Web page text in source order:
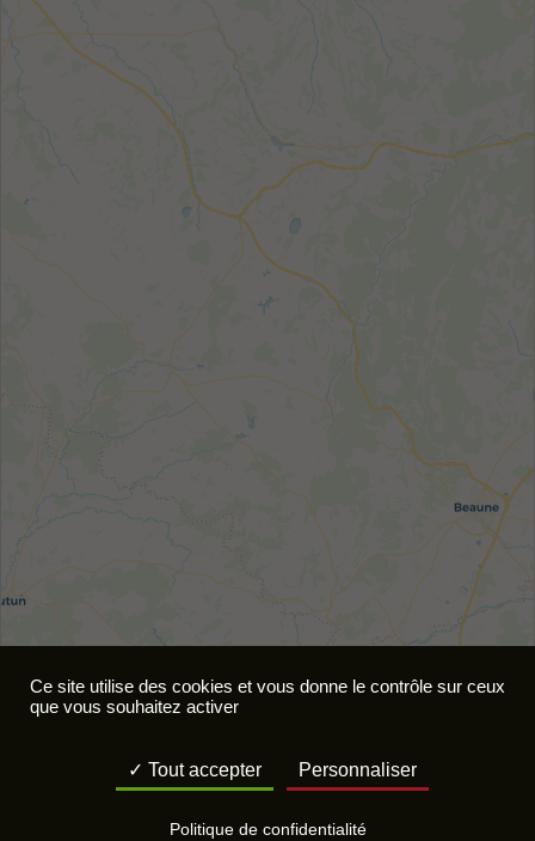
Ce site utilise des cookies et vous donne le contrôle sur ceux
que vous souhaitez activer
Tout accepter Personnaliser
Politique de confidentialité